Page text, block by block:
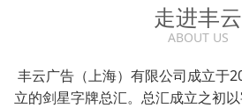
走进丰云
ABOUT US
丰云广告（上海）有限公司成立于
立的剑星字牌总汇。总汇成立之初